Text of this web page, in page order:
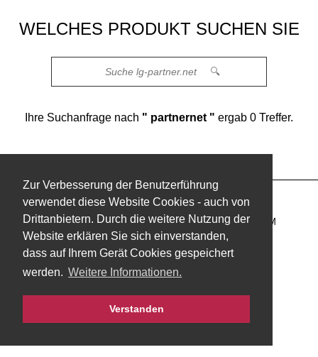
Zur Verbesserung der Benutzerführung
verwendet diese Website Cookies - auch von
Drittanbietern. Durch die weitere Nutzung der
Website erklären Sie sich einverstanden,
dass auf Ihrem Gerät Cookies gespeichert
werden. Weitere Informationen.
Verstanden
WELCHES PRODUKT SUCHEN SIE
🔍
Ihre Suchanfrage nach " partnernet " ergab 0 Treffer.
DATENSCHUTZERKLÄRUNG
IMPRESSUM